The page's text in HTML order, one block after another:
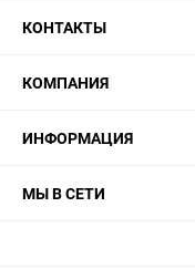
КОНТАКТЫ
КОМПАНИЯ
ИНФОРМАЦИЯ
МЫ В СЕТИ